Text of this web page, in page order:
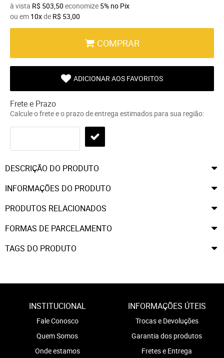
à vista R$ 503,50 economize 5% no Pix
ou em 10xde R$ 53,00
COMPRAR
ADICIONAR AOS FAVORITOS
Frete e Prazo
Calcule o frete e o prazo de entrega estimados para sua região:
DESCRIÇÃO DO PRODUTO
INFORMAÇÕES DO PRODUTO
PRODUTOS RELACIONADOS
FORMAS DE PARCELAMENTO
TAGS DO PRODUTO
INSTITUCIONAL
Fale Conosco
Quem Somos
Onde estamos
INFORMAÇÕES ÚTEIS
Trocas e Devoluções
Garantia dos produtos
Fretes e Entrega